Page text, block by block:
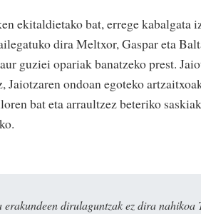
ekitaldietako bat, errege kabalgata
dira Meltxor, Gaspar eta
guziei opariak banatzeko prest.
Jaiotzaren ondoan egoteko
bat eta arraultzez beteriko
erakundeen dirulaguntzak ez dira